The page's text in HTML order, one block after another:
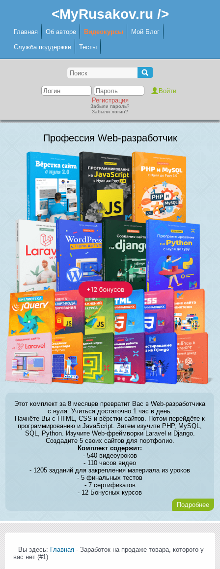
<MyRusakov.ru />
Главная Об авторе Видеокурсы Мой Блог
Служба поддержки Тесты
Регистрация
Забыли пароль?
Забыли логин?
Профессия Web-разработчик
Этот комплект за 8 месяцев превратит Вас в Web-разработчика
с нуля. Учиться достаточно 1 час в день.
Начнёте Вы с HTML, CSS и вёрстки сайтов. Потом перейдёте к
программированию и JavaScript. Затем изучите PHP, MySQL,
SQL, Python. Изучите Web-фреймворки Laravel и Django.
Создадите 5 своих сайтов для портфолио.
Комплект содержит:
- 540 видеоуроков
- 110 часов видео
- 1205 заданий для закрепления материала из уроков
- 5 финальных тестов
- 7 сертификатов
- 12 Бонусных курсов
Подробнее
Вы здесь: Главная - Заработок на продаже товара, которого у
вас нет (#1)